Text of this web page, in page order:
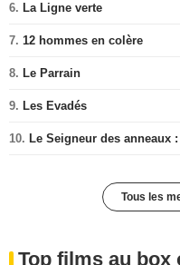
6. La Ligne verte
7. 12 hommes en colère
8. Le Parrain
9. Les Evadés
10. Le Seigneur des anneaux
Tous les
Top films au box